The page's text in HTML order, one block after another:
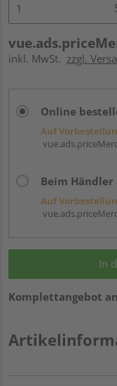
inkl. MwSt. zzgl.
Online
Auf
Beim Händler
Auf
In
Komplettangebot